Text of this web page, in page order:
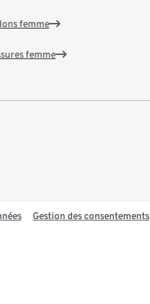
femme
femme
Gestion des consentements